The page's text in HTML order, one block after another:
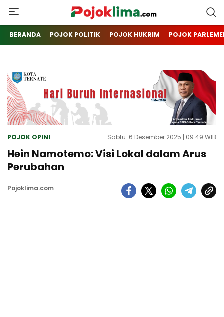
pojoklima.com
Mojokin
BERANDA POJOK POLITIK POJOK HUKRIM POJOK
POJOK OPINI Sabtu. 6 Desember 2025 | 09:49 WIB
Hein Namotemo: Visi Lokal dalam Arus
Perubahan
Pojoklima.com